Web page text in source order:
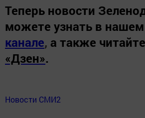
Теперь новости
можете узнать в нашем
канале, а также
«Дзен».
Новости СМИ2